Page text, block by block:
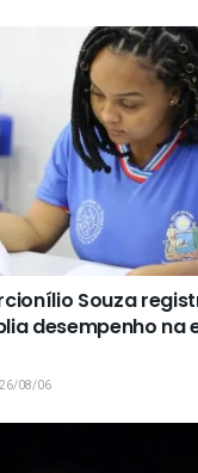
Souza
desempenho na
08/06